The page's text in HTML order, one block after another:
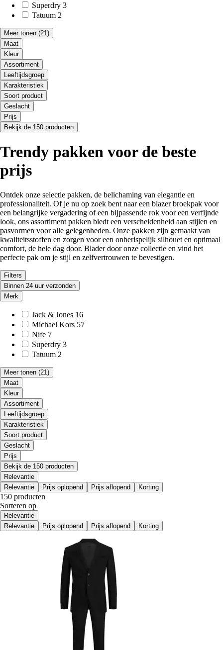
Superdry 3
Tatuum 2
Meer tonen (21)
Maat
Kleur
Assortiment
Leeftijdsgroep
Karakteristiek
Soort product
Geslacht
Prijs
Bekijk de 150 producten
Trendy pakken voor de beste
prijs
Ontdek onze selectie pakken, de belichaming van elegantie en
professionaliteit. Of je nu op zoek bent naar een blazer broekpak voor
een belangrijke vergadering of een bijpassende rok voor een verfijnde
look, ons assortiment pakken biedt een verscheidenheid aan stijlen en
pasvormen voor alle gelegenheden. Onze pakken zijn gemaakt van
kwaliteitsstoffen en zorgen voor een onberispelijk silhouet en optimaal
comfort, de hele dag door. Blader door onze collectie en vind het
perfecte pak om je stijl en zelfvertrouwen te bevestigen.
Filters
Binnen 24 uur verzonden
Merk
Jack & Jones 16
Michael Kors 57
Nife 7
Superdry 3
Tatuum 2
Meer tonen (21)
Maat
Kleur
Assortiment
Leeftijdsgroep
Karakteristiek
Soort product
Geslacht
Prijs
Bekijk de 150 producten
Relevantie
Relevantie
Prijs oplopend Prijs aflopend Korting
150 producten
Sorteren op
Relevantie
Relevantie
Prijs oplopend Prijs aflopend Korting